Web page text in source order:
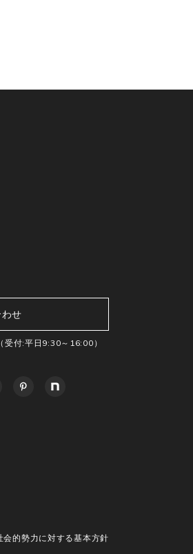
せ
（受付:平日9:30～16:00）
会的勢力に対する基本方針